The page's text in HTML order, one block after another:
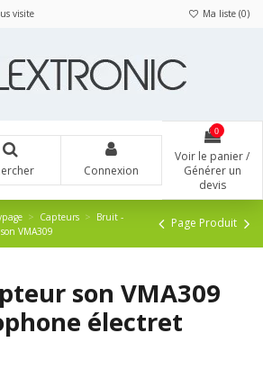
visite Ma liste (0)
Connexion
0
Voir le panier /
Générer un
devis
Capteurs
Bruit -
VMA309
Page Produit
son VMA309
électret